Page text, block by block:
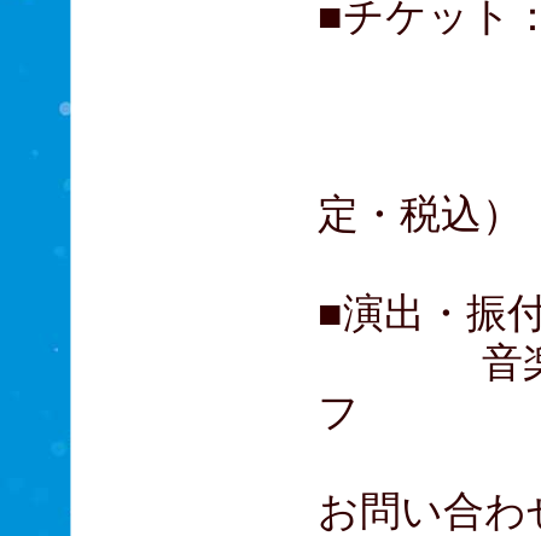
■チケット
定・税込）
■演出・振
音楽：
フ
お問い合